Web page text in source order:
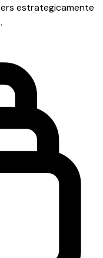
estrategicamente